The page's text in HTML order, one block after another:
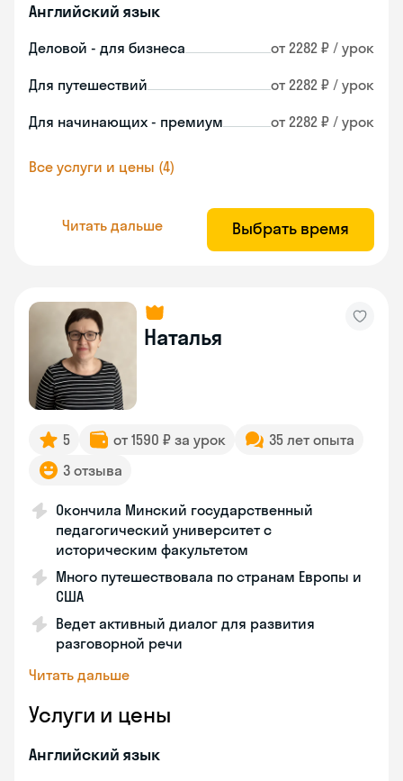
Английский язык
Деловой - для бизнеса от 2282 ₽ / урок
Для путешествий от 2282 ₽ / урок
Для начинающих - премиум от 2282 ₽ / урок
Все услуги и цены (4)
Читать дальше Выбрать время
Наталья
5 от 1590 ₽ за урок
35 лет опыта
3 отзыва
Окончила Минский государственный
педагогический университет с
историческим факультетом
Много путешествовала по странам Европы и
США
Ведет активный диалог для развития
разговорной речи
Читать дальше
Услуги и цены
Английский язык